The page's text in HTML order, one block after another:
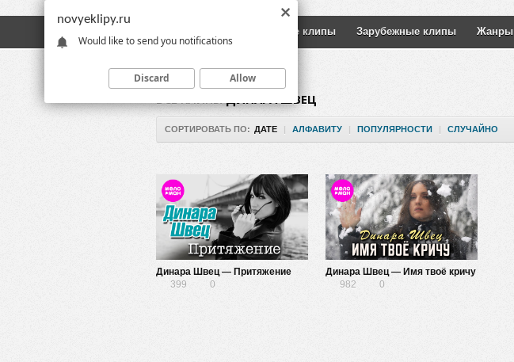
Русские клипы Зарубежные клипы Жанры
ВСЕ КЛИПЫ ДИНАРА ШВЕЦ
СОРТИРОВАТЬ ПО: ДАТЕ | АЛФАВИТУ | ПОПУЛЯРНОСТИ | СЛУЧАЙНО
Динара Швец — Притяжение
399
0
Динара Швец — Имя твоё кричу
982
0
novyeklipy.ru
Would like to send you notifications
Discard Allow